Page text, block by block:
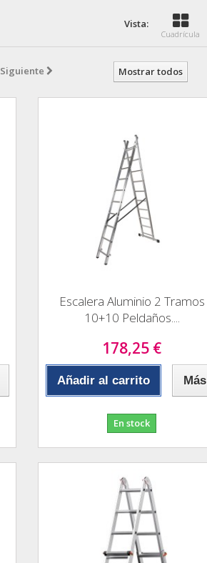
Vista:
Cuadrícula
Mostrar todos
Siguiente
Escalera Aluminio 2 Tramos
10+10 Peldaños....
178,25 €
Añadir al carrito Más
En stock